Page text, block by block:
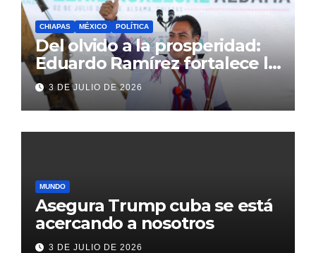
CHIAPAS MÉXICO POLÍTICA
Del olvido a la prosperidad:
Eduardo Ramírez fortalece la
transformación de Aldama
con inversión histórica
3 DE JULIO DE 2026
MUNDO
Asegura Trump cuba se está
acercando a nosotros
3 DE JULIO DE 2026